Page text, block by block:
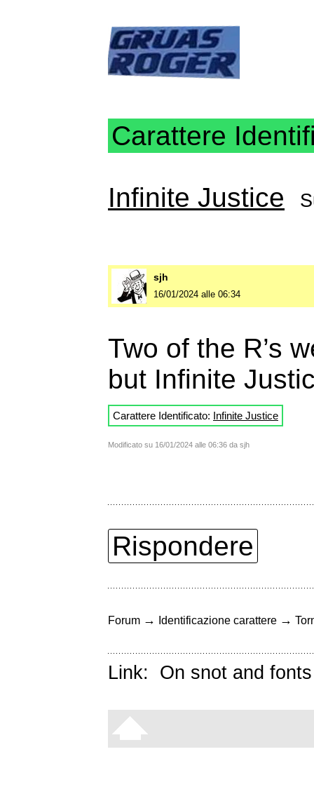
Carattere
Infinite Justice
sjh
16/01/2024 alle 06:34
Two of the R’s
but Infinite
Carattere Identificato: Infinite Justice
Modificato su 16/01/2024 alle 06:36 da sjh
Rispondere
Forum → Identificazione carattere →
Link: On snot and fonts